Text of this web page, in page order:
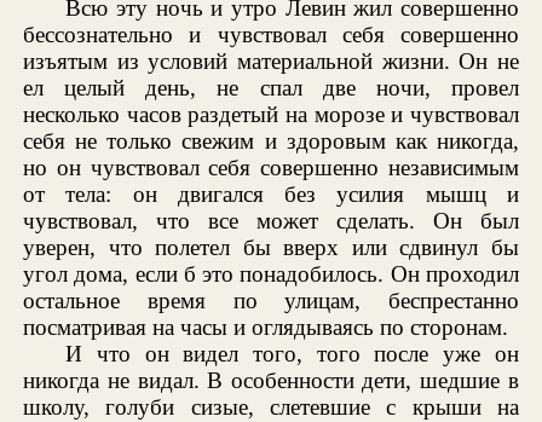
Всю эту ночь и утро Левин жил совершенно
бессознательно и чувствовал себя совершенно
изъятым из условий материальной жизни. Он не
ел целый день, не спал две ночи, провел
несколько часов раздетый на морозе и чувствовал
себя не только свежим и здоровым как никогда,
но он чувствовал себя совершенно независимым
от тела: он двигался без усилия мышц и
чувствовал, что все может сделать. Он был
уверен, что полетел бы вверх или сдвинул бы
угол дома, если б это понадобилось. Он проходил
остальное время по улицам, беспрестанно
посматривая на часы и оглядываясь по сторонам.
И что он видел того, того после уже он
никогда не видал. В особенности дети, шедшие в
школу, голуби сизые, слетевшие с крыши на